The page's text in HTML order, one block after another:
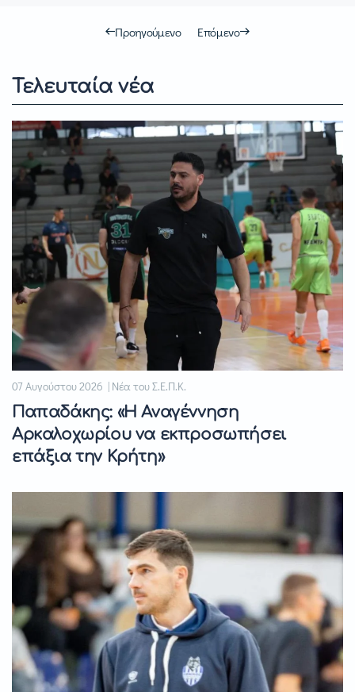
Προηγούμενο Επόμενο
Τελευταία νέα
07 Αυγούστου 2026 | Νέα του Σ.Ε.Π.Κ.
Παπαδάκης: «Η Αναγέννηση
Αρκαλοχωρίου να εκπροσωπήσει
επάξια την Κρήτη»